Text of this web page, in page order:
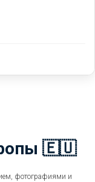
🇪🇺
фотографиями и